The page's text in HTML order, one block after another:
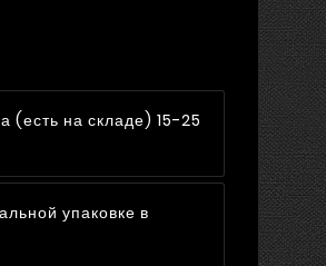
(есть на складе) 15-25
упаковке в